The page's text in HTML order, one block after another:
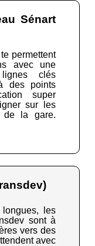
Sénart
permettent
avec une
clés
des points
super
sur les
de la gare.
les
sont à
vers des
avec